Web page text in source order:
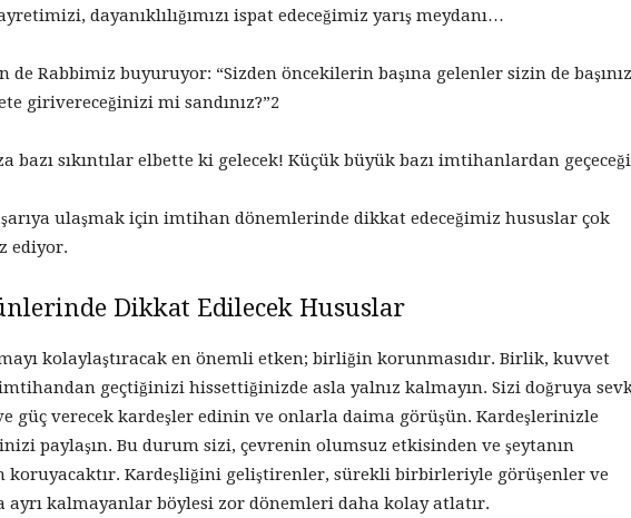
dayanıklılığımızı ispat edeceğimiz yarış meydanı…
de Rabbimiz buyuruyor: “Sizden öncekilerin başına gelenler sizin de
girivereceğinizi mi sandınız?”2
bazı sıkıntılar elbette ki gelecek! Küçük büyük bazı imtihanlardan
ulaşmak için imtihan dönemlerinde dikkat edeceğimiz hususlar çok
ediyor.
Dikkat Edilecek Hususlar
kolaylaştıracak en önemli etken; birliğin korunmasıdır. Birlik, kuvvet
geçtiğinizi hissettiğinizde asla yalnız kalmayın. Sizi doğruya
güç verecek kardeşler edinin ve onlarla daima görüşün. Kardeşlerinizle
paylaşın. Bu durum sizi, çevrenin olumsuz etkisinden ve şeytanın
koruyacaktır. Kardeşliğini geliştirenler, sürekli birbirleriyle görüşenler ve
ayrı kalmayanlar böylesi zor dönemleri daha kolay atlatır.